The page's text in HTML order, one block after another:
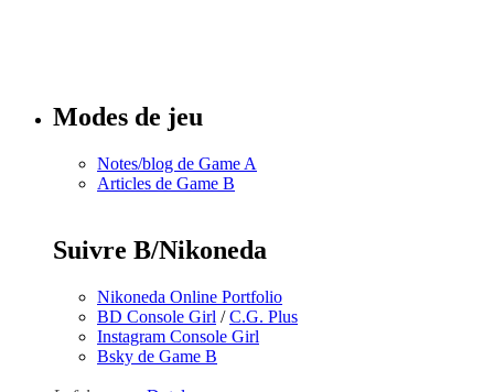
Modes de jeu
Notes/blog de Game A
Articles de Game B
Suivre B/Nikoneda
Nikoneda Online Portfolio
BD Console Girl /C.G. Plus
Instagram Console Girl
Bsky de Game B